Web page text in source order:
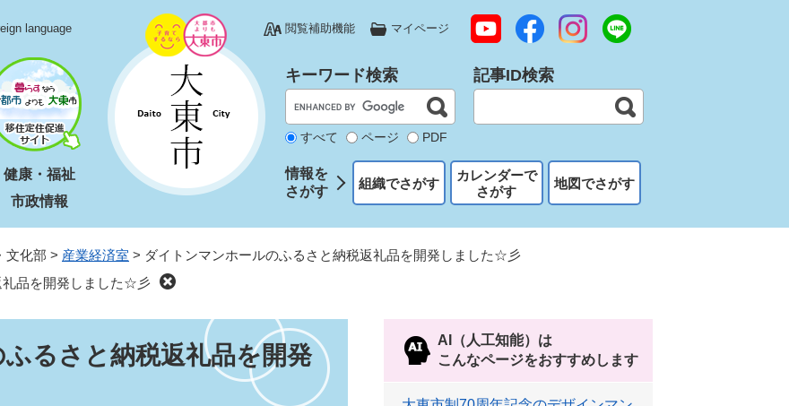
language 閲覧補助機能 マイページ
健康・福祉
市政情報
キーワード検索
すべて ページ PDF
記事ID検索
情報を
さがす
組織でさがす
カレンダーで
さがす
地図でさがす
文化部 > 産業経済室 > ダイトンマンホールのふるさと納税返礼品を開発しました☆彡
礼品を開発しました☆彡
るさと納税返礼品を開発
AI（人工知能）は
こんなページをおすすめします